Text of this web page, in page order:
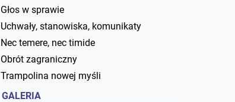
Głos w sprawie
Uchwały, stanowiska, komunikaty
Nec temere, nec timide
Obrót zagraniczny
Trampolina nowej myśli
GALERIA